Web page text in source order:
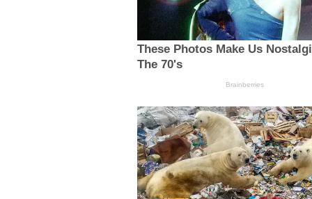
These Photos Make Us
The 70's
Brainberries